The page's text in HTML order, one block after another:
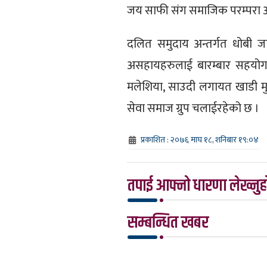
जय साफी संग समाजिक परम्परा
दलित समुदाय अन्तर्गत धोबी
असहायहरुलाई बारम्बार
मलेशिया, साउदी लगायत
सेवा समाज ग्रुप चलाईरहेको छ ।
प्रकाशित : २०७६ माघ १८, शनिबार १९:०४
तपाई आफ्नो धारणा
सम्बन्धित खबर